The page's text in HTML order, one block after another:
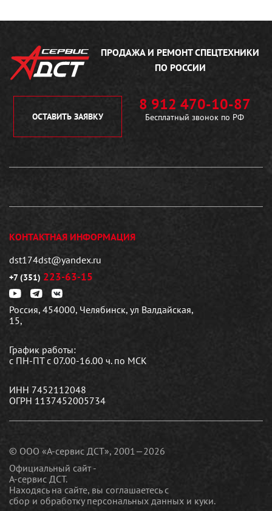
ПРОДАЖА И РЕМОНТСПЕЦТЕХНИКИ
ПО РОССИИ
ОСТАВИТЬ ЗАЯВКУ
8 912 470-10-87
Бесплатный звонок по РФ
КОНТАКТНАЯ ИНФОРМАЦИЯ
dst174dst@yandex.ru
+7 (351) 223-63-15
Россия, 454000, Челябинск, ул Валдайская,
15,
График работы:
с ПН-ПТ с 07.00-16.00 ч. по МСК
ИНН 7452112048
ОГРН 1137452005734
© ООО «А-сервис ДСТ», 2001—2026
Официальный сайт -
А-сервис ДСТ.
Находясь на сайте, вы соглашаетесь c
сбор и обработку персональных данных и куки.